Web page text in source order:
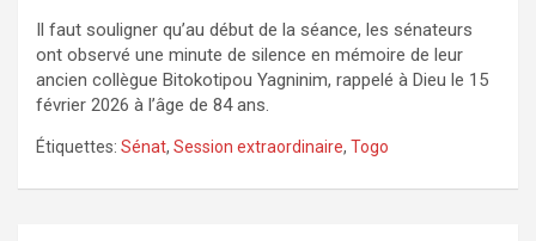
Il faut souligner qu’au début de la séance, les sénateurs
ont observé une minute de silence en mémoire de leur
ancien collègue Bitokotipou Yagninim, rappelé à Dieu le 15
février 2026 à l’âge de 84 ans.
Étiquettes: Sénat, Session extraordinaire, Togo